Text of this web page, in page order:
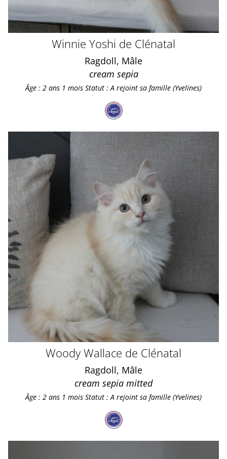
Winnie Yoshi de Clénatal
Ragdoll, Mâle
cream sepia
Âge : 2 ans 1 mois Statut : A rejoint sa famille (Yvelines)
Woody Wallace de Clénatal
Ragdoll, Mâle
cream sepia mitted
Âge : 2 ans 1 mois Statut : A rejoint sa famille (Yvelines)